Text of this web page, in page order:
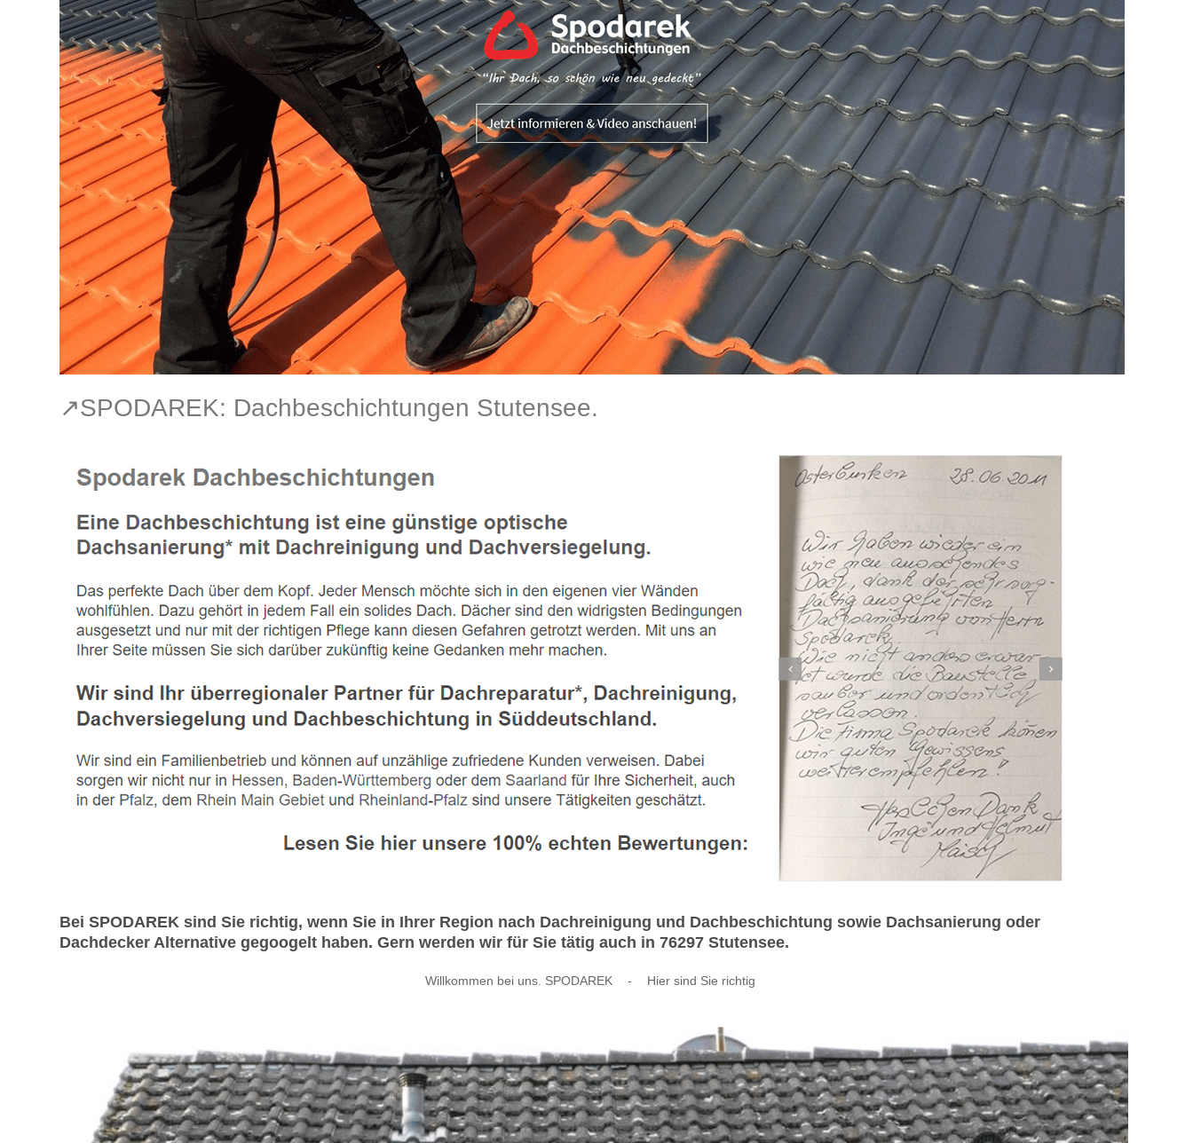
↗️SPODAREK: Dachbeschichtungen Stutensee.
Bei SPODAREK sind Sie richtig, wenn Sie in Ihrer Region nach Dachreinigung und Dachbeschichtung sowie Dachsanierung oder
Dachdecker Alternative gegoogelt haben. Gern werden wir für Sie tätig auch in 76297 Stutensee.
Willkommen bei uns. SPODAREK - Hier sind Sie richtig